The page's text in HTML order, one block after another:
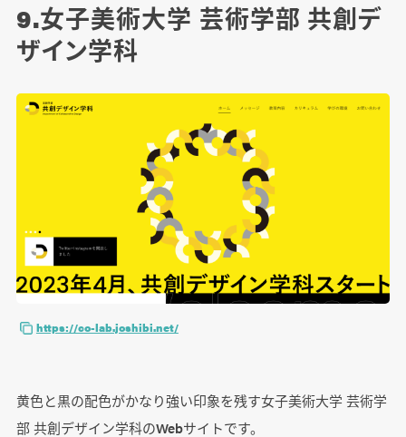
9.女子美術大学 芸術学部 共創デ
ザイン学科
https://co-lab.joshibi.net/
黄色と黒の配色がかなり強い印象を残す女子美術大学 芸術学
部 共創デザイン学科のWebサイトです。